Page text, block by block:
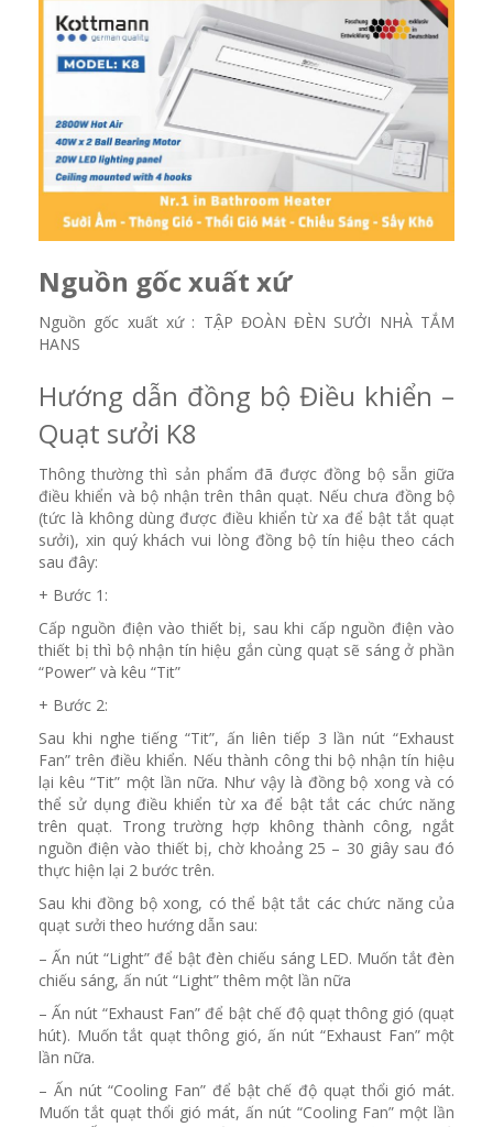
Nguồn gốc xuất xứ
Nguồn gốc xuất xứ : TẬP ĐOÀN ĐÈN SƯỞI NHÀ TẮM
HANS
Hướng dẫn đồng bộ Điều khiển –
Quạt sưởi K8
Thông thường thì sản phẩm đã được đồng bộ sẵn giữa
điều khiển và bộ nhận trên thân quạt. Nếu chưa đồng bộ
(tức là không dùng được điều khiển từ xa để bật tắt quạt
sưởi), xin quý khách vui lòng đồng bộ tín hiệu theo cách
sau đây:
+ Bước 1:
Cấp nguồn điện vào thiết bị, sau khi cấp nguồn điện vào
thiết bị thì bộ nhận tín hiệu gắn cùng quạt sẽ sáng ở phần
“Power” và kêu “Tit”
+ Bước 2:
Sau khi nghe tiếng “Tit”, ấn liên tiếp 3 lần nút “Exhaust
Fan” trên điều khiển. Nếu thành công thi bộ nhận tín hiệu
lại kêu “Tit” một lần nữa. Như vậy là đồng bộ xong và có
thể sử dụng điều khiển từ xa để bật tắt các chức năng
trên quạt. Trong trường hợp không thành công, ngắt
nguồn điện vào thiết bị, chờ khoảng 25 – 30 giây sau đó
thực hiện lại 2 bước trên.
Sau khi đồng bộ xong, có thể bật tắt các chức năng của
quạt sưởi theo hướng dẫn sau:
– Ấn nút “Light” để bật đèn chiếu sáng LED. Muốn tắt đèn
chiếu sáng, ấn nút “Light” thêm một lần nữa
– Ấn nút “Exhaust Fan” để bật chế độ quạt thông gió (quạt
hút). Muốn tắt quạt thông gió, ấn nút “Exhaust Fan” một
lần nữa.
– Ấn nút “Cooling Fan” để bật chế độ quạt thổi gió mát.
Muốn tắt quạt thổi gió mát, ấn nút “Cooling Fan” một lần